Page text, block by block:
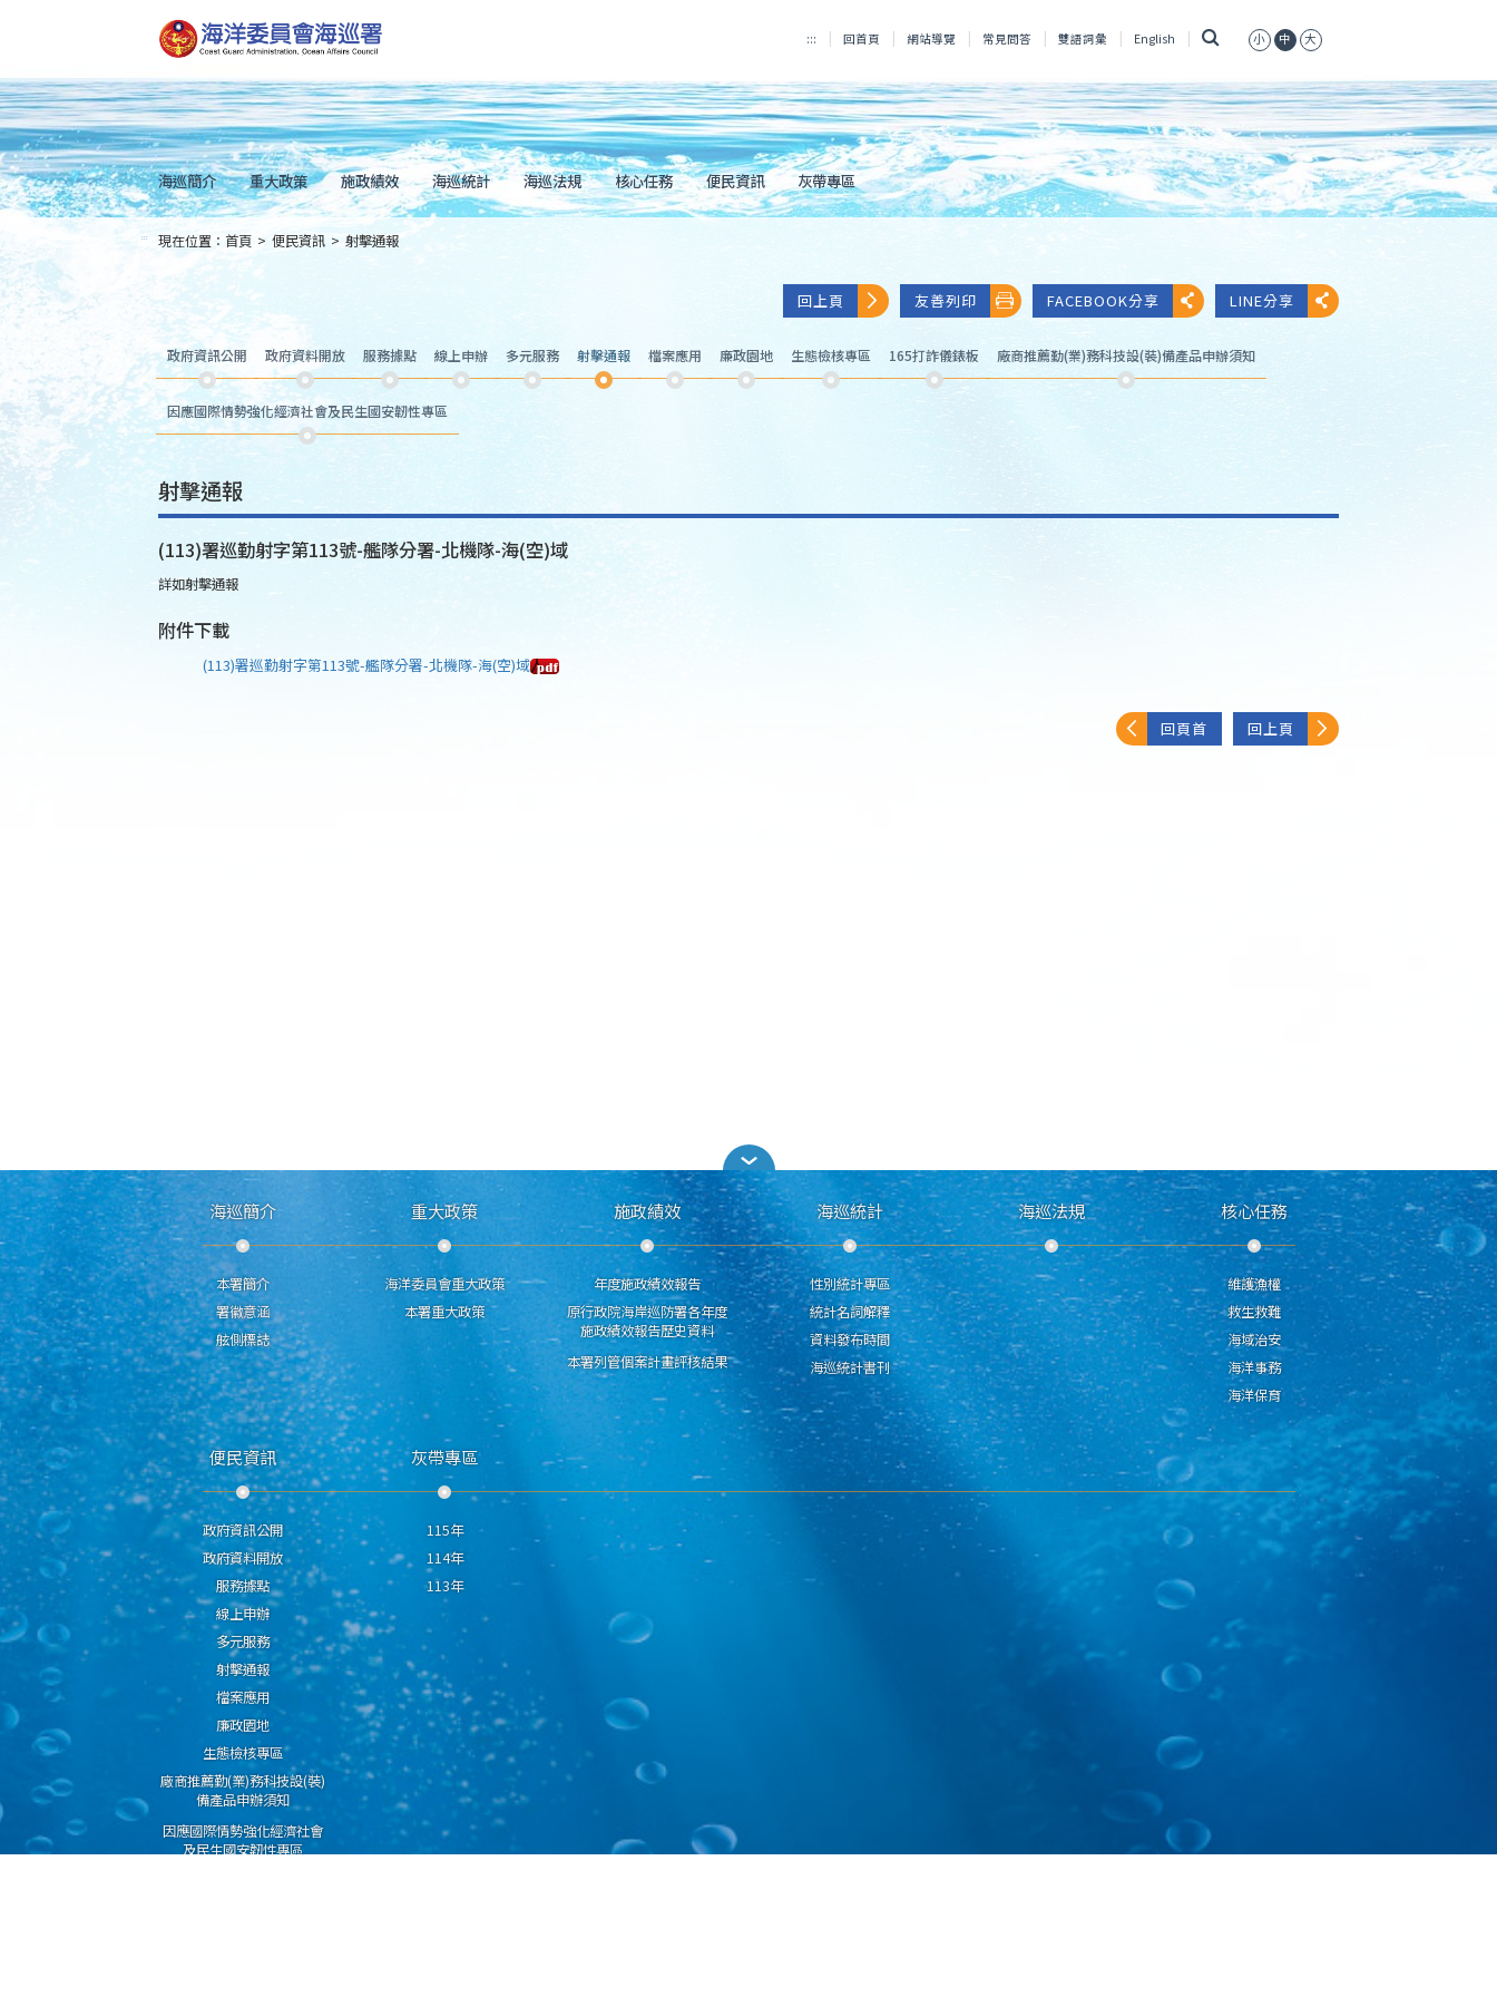
到
主
內
容
Skip
to
main
content
::: 回首頁 網站導覽 常見問答 雙語詞彙 English 小 中 大
海巡簡介 重大政策 施政績效 海巡統計 海巡法規 核心任務 便民資訊 灰帶專區
::: 現在位置： 首頁 > 便民資訊 > 射擊通報
回上頁 友善列印 FACEBOOK分享 LINE分享
政府資訊公開 政府資料開放 服務據點 線上申辦 多元服務 射擊通報 檔案應用 廉政園地 生態檢核專區 165打詐儀錶板 廠商推薦勤(業)務科技設(裝)備產品申辦須知
因應國際情勢強化經濟社會及民生國安韌性專區
射擊通報
(113)署巡勤射字第113號-艦隊分署-北機隊-海(空)域
詳如射擊通報
附件下載
(113)署巡勤射字第113號-艦隊分署-北機隊-海(空)域
回頁首 回上頁
海巡簡介
本署簡介
署徽意涵
舷側標誌
重大政策
海洋委員會重大政策
本署重大政策
施政績效
年度施政績效報告
原行政院海岸巡防署各年度
施政績效報告歷史資料
本署列管個案計畫評核結果
海巡統計
性別統計專區
統計名詞解釋
資料發布時間
海巡統計書刊
海巡法規 核心任務
維護漁權
救生救難
海域治安
海洋事務
海洋保育
便民資訊
政府資訊公開
政府資料開放
服務據點
線上申辦
多元服務
射擊通報
檔案應用
廉政園地
生態檢核專區
廠商推薦勤(業)務科技設(裝)
備產品申辦須知
因應國際情勢強化經濟社會
及民生國安韌性專區
灰帶專區
115年
114年
113年